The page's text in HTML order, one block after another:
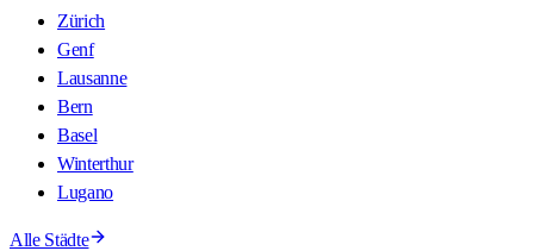
Zürich
Genf
Lausanne
Bern
Basel
Winterthur
Lugano
Alle Städte